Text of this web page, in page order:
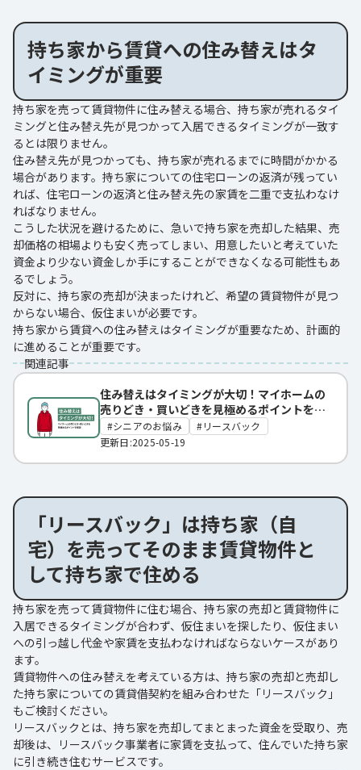
持ち家から賃貸への住み替えはタ
イミングが重要
持ち家を売って賃貸物件に住み替える場合、持ち家が売れるタイ
ミングと住み替え先が見つかって入居できるタイミングが一致す
るとは限りません。
住み替え先が見つかっても、持ち家が売れるまでに時間がかかる
場合があります。持ち家についての住宅ローンの返済が残ってい
れば、住宅ローンの返済と住み替え先の家賃を二重で支払わなけ
ればなりません。
こうした状況を避けるために、急いで持ち家を売却した結果、売
却価格の相場よりも安く売ってしまい、用意したいと考えていた
資金より少ない資金しか手にすることができなくなる可能性もあ
るでしょう。
反対に、持ち家の売却が決まったけれど、希望の賃貸物件が見つ
からない場合、仮住まいが必要です。
持ち家から賃貸への住み替えはタイミングが重要なため、計画的
に進めることが重要です。
関連記事
住み替えはタイミングが大切！マイホームの
売りどき・買いどきを見極めるポイントを解
説シニアのお悩み
リースバック
更新日:2025-05-19
「リースバック」は持ち家（自
宅）を売ってそのまま賃貸物件と
して持ち家で住める
持ち家を売って賃貸物件に住む場合、持ち家の売却と賃貸物件に
入居できるタイミングが合わず、仮住まいを探したり、仮住まい
への引っ越し代金や家賃を支払わなければならないケースがあり
ます。
賃貸物件への住み替えを考えている方は、持ち家の売却と売却し
た持ち家についての賃貸借契約を組み合わせた「リースバック」
もご検討ください。
リースバックとは、持ち家を売却してまとまった資金を受取り、売
却後は、リースバック事業者に家賃を支払って、住んでいた持ち家
に引き続き住むサービスです。